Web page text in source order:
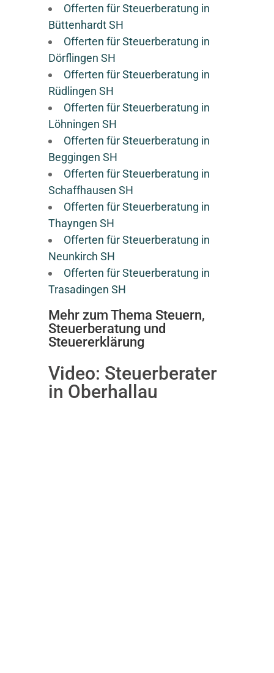
Offerten für Steuerberatung in
Büttenhardt SH
Offerten für Steuerberatung in
Dörflingen SH
Offerten für Steuerberatung in
Rüdlingen SH
Offerten für Steuerberatung in
Löhningen SH
Offerten für Steuerberatung in
Beggingen SH
Offerten für Steuerberatung in
Schaffhausen SH
Offerten für Steuerberatung in
Thayngen SH
Offerten für Steuerberatung in
Neunkirch SH
Offerten für Steuerberatung in
Trasadingen SH
Mehr zum Thema Steuern,
Steuerberatung und
Steuererklärung
Video: Steuerberater
in Oberhallau